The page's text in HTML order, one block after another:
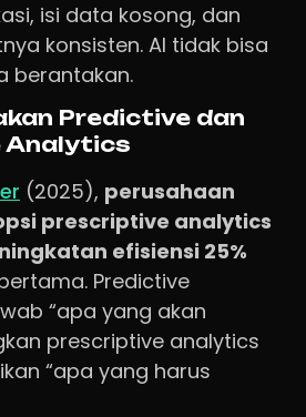
isi data kosong, dan
konsisten. AI tidak bisa
berantakan.
Predictive dan
Analytics
(2025), perusahaan
prescriptive analytics
efisiensi 25%
Predictive
“apa yang akan
prescriptive analytics
“apa yang harus